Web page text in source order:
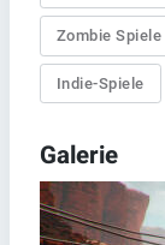
Zombie Spiele
Indie-Spiele
Galerie